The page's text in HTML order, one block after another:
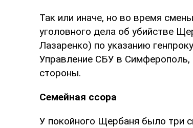
Так или иначе, но во время
уголовного дела об убийстве
Лазаренко) по указанию
Управление СБУ в Симферополь,
стороны.
Семейная ссора
У покойного Щербаня было три